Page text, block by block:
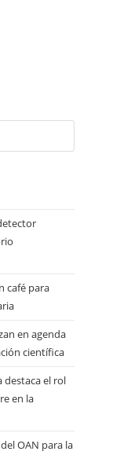
café para
en agenda
científica
destaca el rol
en la
OAN para la